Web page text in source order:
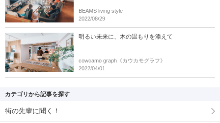
BEAMS living style
2022/08/29
明るい未来に、木の温もりを添えて
cowcamo graph《カウカモグラフ》
2022/04/01
カテゴリから記事を探す
街の先輩に聞く！